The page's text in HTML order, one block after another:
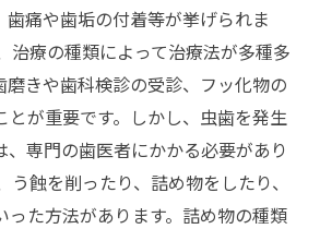
歯痛や歯垢の付着等が挙げられま
治療の種類によって治療法が多種多
磨きや歯科検診の受診、フッ化物の
とが重要です。しかし、虫歯を発生
、専門の歯医者にかかる必要があり
う蝕を削ったり、詰め物をしたり、
った方法があります。詰め物の種類